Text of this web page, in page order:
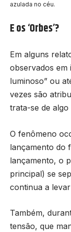
azulada no céu.
E os ‘Orbes’?
Em alguns
observados em
luminoso” ou
vezes são
trata-se de algo
O fenômeno
lançamento do
lançamento, o
principal) se
continua a
Também,
tensão, que